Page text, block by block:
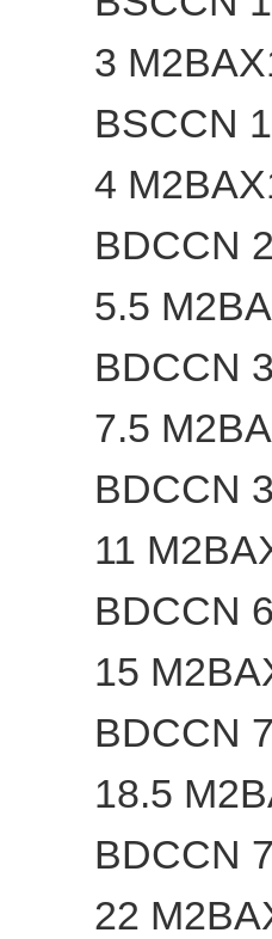
3
BSCCN
4
BDCCN
5.5
BDCCN
7.5
BDCCN
11
BDCCN
15
BDCCN
18.5
BDCCN
22